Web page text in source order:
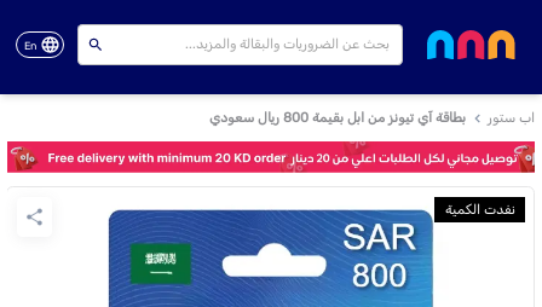
En
اب ستور بطاقة آي تيونز من ابل بقيمة 800 ريال سعودي
نفدت الكمية